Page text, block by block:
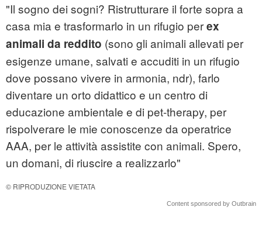
"Il sogno dei sogni? Ristrutturare il forte sopra a
casa mia e trasformarlo in un rifugio perex
animali da reddito (sono gli animali allevati per
esigenze umane, salvati e accuditi in un rifugio
dove possano vivere in armonia, ndr), farlo
diventare un orto didattico e un centro di
educazione ambientale e di pet-therapy, per
rispolverare le mie conoscenze da operatrice
AAA, per le attività assistite con animali. Spero,
un domani, di riuscire a realizzarlo"
© RIPRODUZIONE VIETATA
Content sponsored by Outbrain